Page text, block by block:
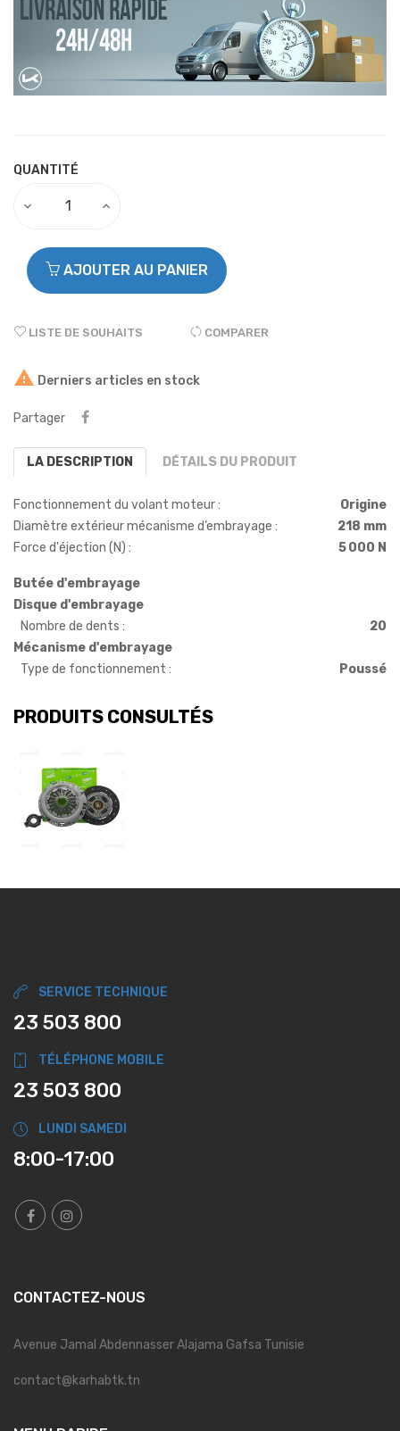
QUANTITÉ
AJOUTER AU PANIER
LISTE DE SOUHAITS COMPARER
 Derniers articles en stock
Partager
LA DESCRIPTION DÉTAILS DU PRODUIT
Fonctionnement du volant moteur :
Origine
Diamètre extérieur mécanisme d’embrayage :
218 mm
Force d'éjection (N) :
5 000 N
Butée d'embrayage
Disque d'embrayage
Nombre de dents :
20
Mécanisme d'embrayage
Type de fonctionnement :
Poussé
PRODUITS CONSULTÉS
SERVICE TECHNIQUE
23 503 800
TÉLÉPHONE MOBILE
23 503 800
LUNDI SAMEDI
8:00-17:00
CONTACTEZ-NOUS
Avenue Jamal Abdennasser Alajama Gafsa Tunisie
contact@karhabtk.tn